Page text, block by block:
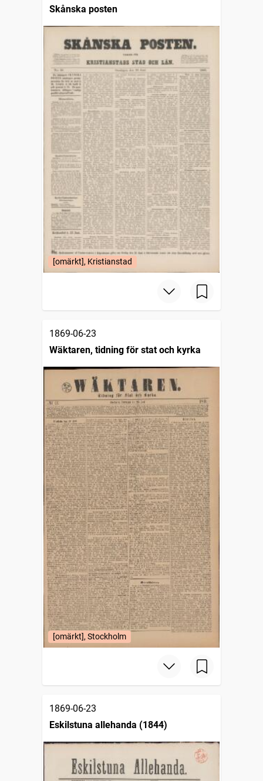
Skånska posten
[omärkt], Kristianstad
1869-06-23
Wäktaren, tidning för stat och kyrka
[omärkt], Stockholm
1869-06-23
Eskilstuna allehanda (1844)